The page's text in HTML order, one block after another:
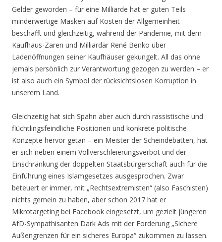
Gelder geworden – für eine Milliarde hat er guten Teils
minderwertige Masken auf Kosten der Allgemeinheit
beschafft und gleichzeitig, während der Pandemie, mit dem
Kaufhaus-Zaren und Milliardär René Benko über
Ladenöffnungen seiner Kaufhäuser gekungelt. All das ohne
jemals persönlich zur Verantwortung gezogen zu werden – er
ist also auch ein Symbol der rücksichtslosen Korruption in
unserem Land.
Gleichzeitig hat sich Spahn aber auch durch rassistische und
flüchtlingsfeindliche Positionen und konkrete politische
Konzepte hervor getan – ein Meister der Scheindebatten, hat
er sich neben einem Vollverschleierungsverbot und der
Einschränkung der doppelten Staatsbürgerschaft auch für die
Einführung eines Islamgesetzes ausgesprochen. Zwar
beteuert er immer, mit „Rechtsextremisten“ (also Faschisten)
nichts gemein zu haben, aber schon 2017 hat er
Mikrotargeting bei Facebook eingesetzt, um gezielt jüngeren
AfD-Sympathisanten Dark Ads mit der Forderung „Sichere
Außengrenzen für ein sicheres Europa“ zukommen zu lassen.